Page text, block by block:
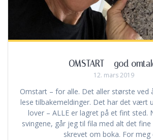
OMSTART – god
12. mars 2019
Omstart – for alle. Det aller største ved
lese tilbakemeldinger. Det har det vært
lover – ALLE er lagret på et fint sted.
svingene, går jeg til fila med alt det
skrevet om boka. For meg